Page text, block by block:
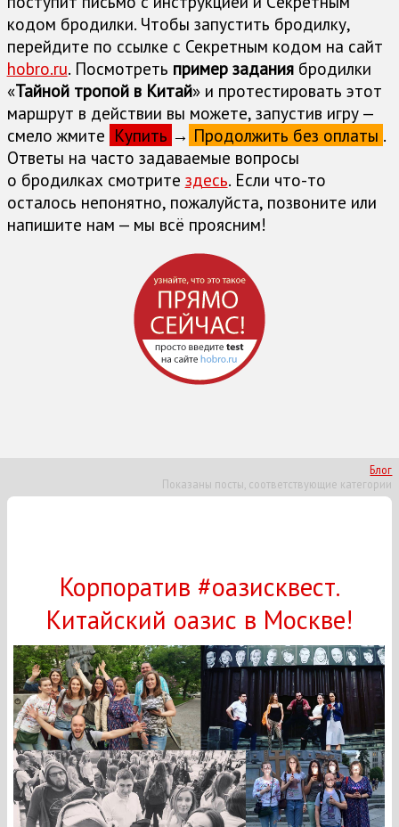
кодом бродилки. Чтобы запустить бродилку,
перейдите по ссылке с Секретным кодом на сайт
hobro.ru. Посмотреть пример заданиябродилки
«Тайной тропой в Китай» и протестировать этот
маршрут в действии вы можете, запустив игру —
смело жмите Купить → Продолжить без оплаты .
Ответы на часто задаваемые вопросы
о бродилках cмотрите здесь. Если что-то
осталось непонятно, пожалуйста, позвоните или
напишите нам — мы всё проясним!
Блог
Показаны посты, соответствующие категории
Корпоратив #оазисквест.
Китайский оазис в Москве!